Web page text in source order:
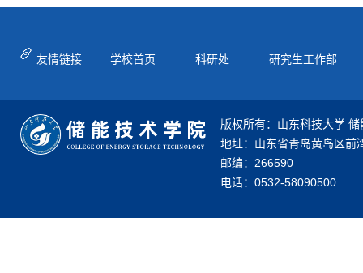
友情链接 学校首页 科研处 研究生工作部
版权所有：山东科技大学
地址：山东省青岛黄岛区前
邮编：266590
电话：0532-58090500